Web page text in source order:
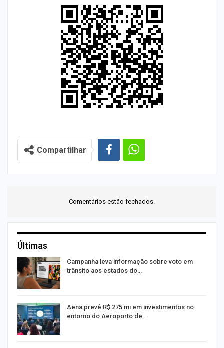
Compartilhar
Comentários estão fechados.
Últimas
Campanha leva informação sobre voto em
trânsito aos estados do…
Aena prevê R$ 275 mi em investimentos no
entorno do Aeroporto de…